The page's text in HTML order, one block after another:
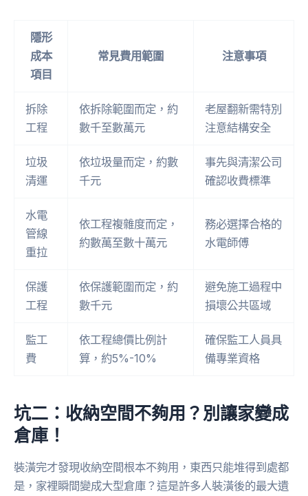
隱形
成本
項目
常見費用範圍 注意事項
拆除
工程
依拆除範圍而定，約
數千至數萬元
老屋翻新需特別
注意結構安全
垃圾
清運
依垃圾量而定，約數
千元
事先與清潔公司
確認收費標準
水電
管線
重拉
依工程複雜度而定，
約數萬至數十萬元
務必選擇合格的
水電師傅
保護
工程
依保護範圍而定，約
數千元
避免施工過程中
損壞公共區域
監工
費
依工程總價比例計
算，約5%-10%
確保監工人員具
備專業資格
坑二：收納空間不夠用？別讓家變成
倉庫！
裝潢完才發現收納空間根本不夠用，東西只能堆得到處都
是，家裡瞬間變成大型倉庫？這是許多人裝潢後的最大遺